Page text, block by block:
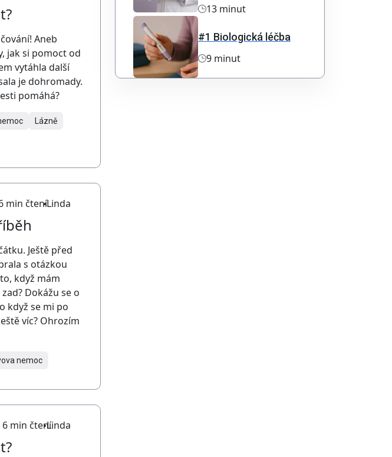
Aneb
jak si pomoct od
vytáhla další
je dohromady.
pomáhá?
Lázně
min čteníLinda
Ještě před
s otázkou
když mám
Dokážu se o
když se mi po
víc? Ohrozím
nemoc
6 min čteníLinda
13 minut
#1 Biologická léčba
9 minut